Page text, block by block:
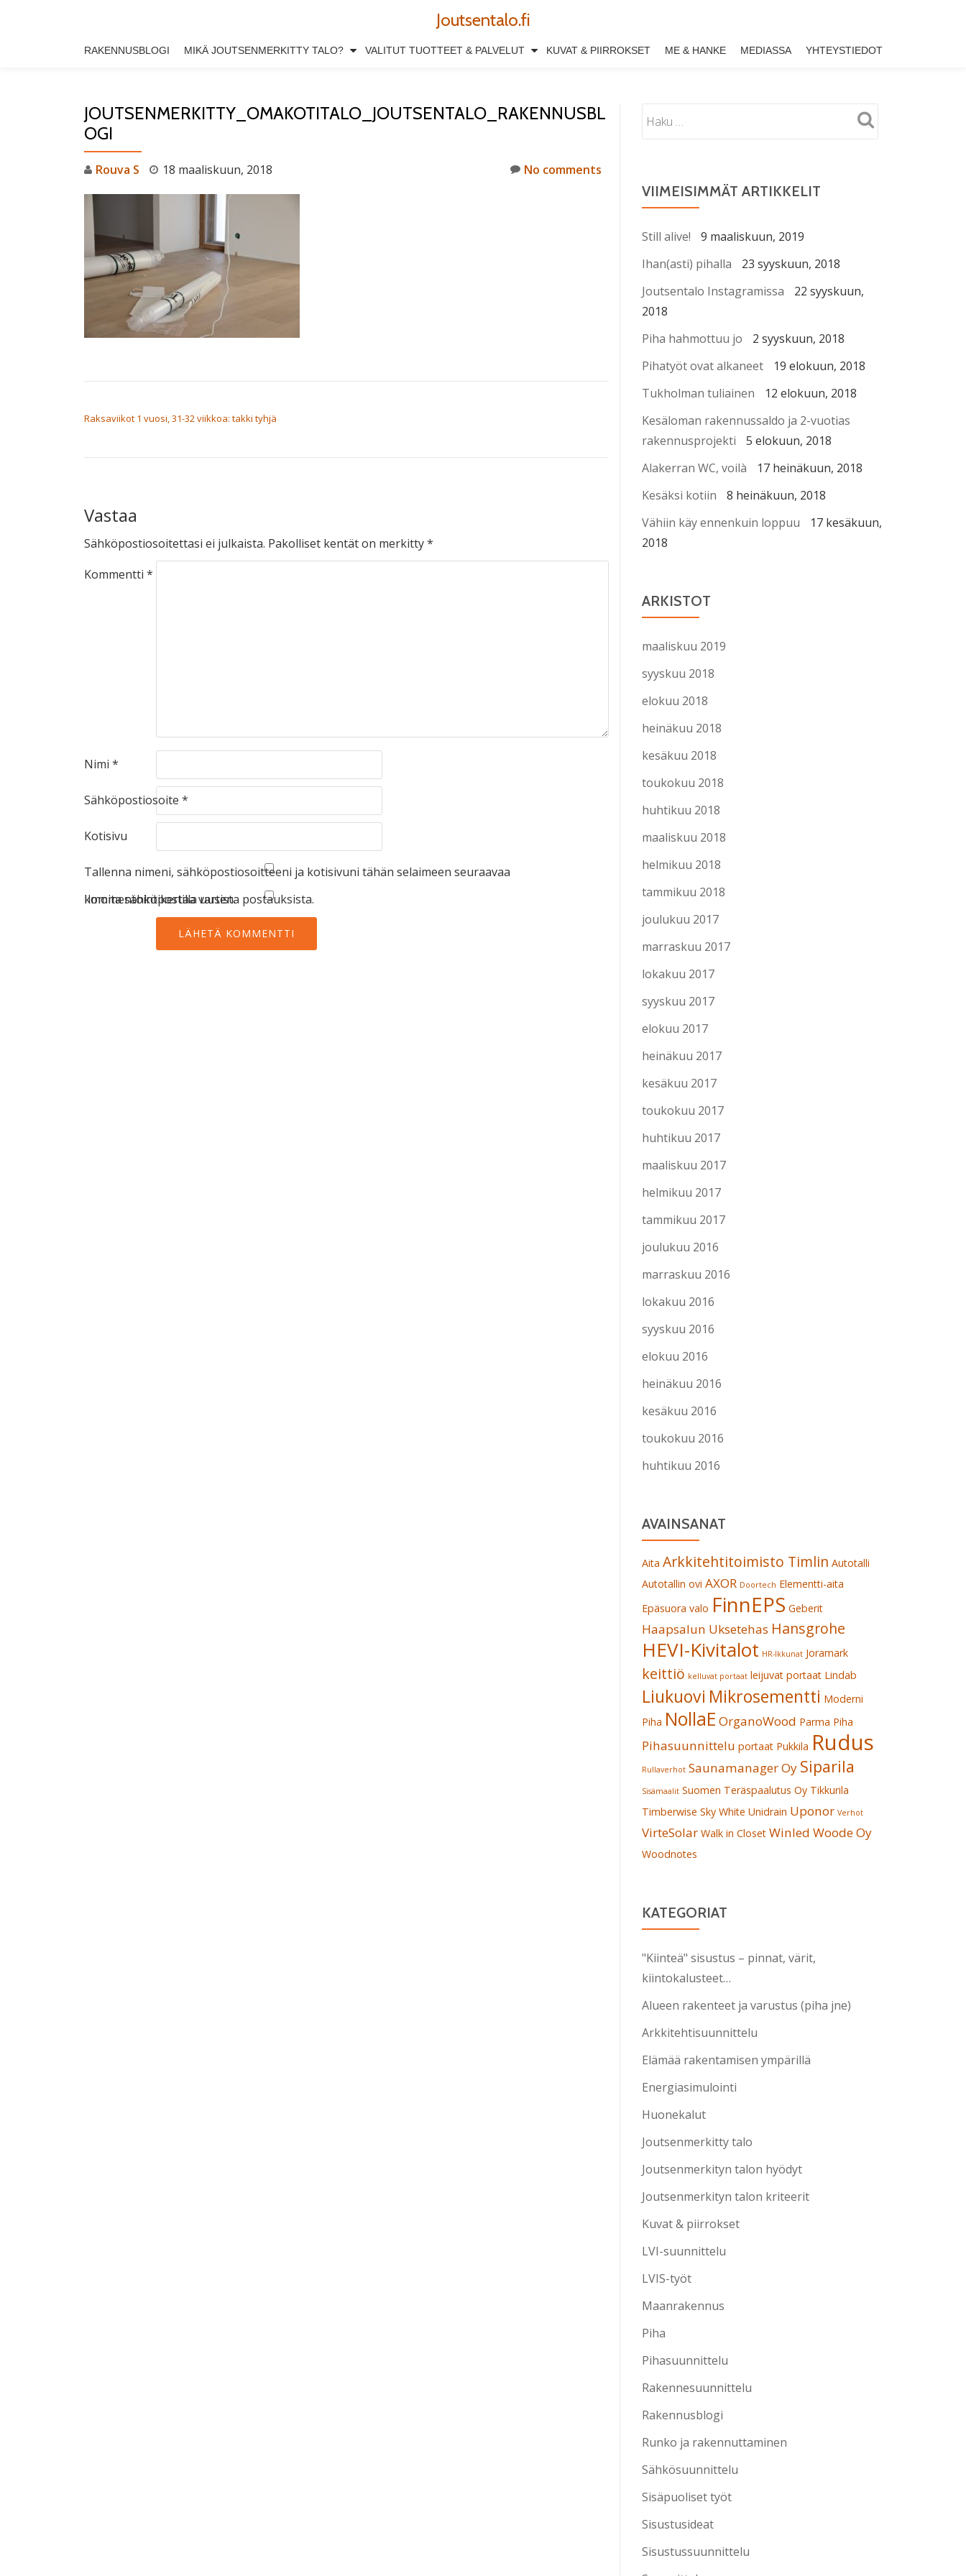
Joutsentalo.fi
RAKENNUSBLOGI MIKÄ JOUTSENMERKITTY TALO? VALITUT TUOTTEET & PALVELUT KUVAT & PIIRROKSET ME & HANKE MEDIASSA YHTEYSTIEDOT
JOUTSENMERKITTY_OMAKOTITALO_JOUTSENTALO_RAKENNUSBL
OGI
Rouva S 18 maaliskuun, 2018 No comments
Raksaviikot 1 vuosi, 31-32 viikkoa: takki tyhjä
Vastaa
Sähköpostiosoitettasi ei julkaista. Pakolliset kentät on merkitty*
Kommentti *
Nimi *
Sähköpostiosoite *
Kotisivu
Tallenna nimeni, sähköpostiosoitteeni ja kotisivuni tähän selaimeen seuraavaa
kommentointikertaa varten.
Ilmoita sähköpostilla uusista postauksista.
VIIMEISIMMÄT ARTIKKELIT
Still alive!
9 maaliskuun, 2019
Ihan(asti) pihalla
23 syyskuun, 2018
Joutsentalo Instagramissa
22 syyskuun,
2018
Piha hahmottuu jo
2 syyskuun, 2018
Pihatyöt ovat alkaneet
19 elokuun, 2018
Tukholman tuliainen
12 elokuun, 2018
Kesäloman rakennussaldo ja 2-vuotias
rakennusprojekti
5 elokuun, 2018
Alakerran WC, voilà
17 heinäkuun, 2018
Kesäksi kotiin
8 heinäkuun, 2018
Vähiin käy ennenkuin loppuu
17 kesäkuun,
2018
ARKISTOT
maaliskuu 2019
syyskuu 2018
elokuu 2018
heinäkuu 2018
kesäkuu 2018
toukokuu 2018
huhtikuu 2018
maaliskuu 2018
helmikuu 2018
tammikuu 2018
joulukuu 2017
marraskuu 2017
lokakuu 2017
syyskuu 2017
elokuu 2017
heinäkuu 2017
kesäkuu 2017
toukokuu 2017
huhtikuu 2017
maaliskuu 2017
helmikuu 2017
tammikuu 2017
joulukuu 2016
marraskuu 2016
lokakuu 2016
syyskuu 2016
elokuu 2016
heinäkuu 2016
kesäkuu 2016
toukokuu 2016
huhtikuu 2016
AVAINSANAT
Aita Arkkitehtitoimisto Timlin Autotalli
Autotallin ovi AXOR Doortech Elementti-aita
Epäsuora valo FinnEPS Geberit
Haapsalun Uksetehas Hansgrohe
HEVI-Kivitalot HR-Ikkunat Joramark
keittiö kelluvat portaat leijuvat portaat Lindab
Liukuovi Mikrosementti Moderni
Piha NollaE OrganoWood Parma Piha
Pihasuunnittelu portaat Pukkila Rudus
Rullaverhot Saunamanager Oy Siparila
Sisämaalit Suomen Teräspaalutus Oy Tikkurila
Timberwise Sky White Unidrain Uponor Verhot
VirteSolar Walk in Closet Winled Woode Oy
Woodnotes
KATEGORIAT
"Kiinteä" sisustus – pinnat, värit,
kiintokalusteet…
Alueen rakenteet ja varustus (piha jne)
Arkkitehtisuunnittelu
Elämää rakentamisen ympärillä
Energiasimulointi
Huonekalut
Joutsenmerkitty talo
Joutsenmerkityn talon hyödyt
Joutsenmerkityn talon kriteerit
Kuvat & piirrokset
LVI-suunnittelu
LVIS-työt
Maanrakennus
Piha
Pihasuunnittelu
Rakennesuunnittelu
Rakennusblogi
Runko ja rakennuttaminen
Sähkösuunnittelu
Sisäpuoliset työt
Sisustusideat
Sisustussuunnittelu